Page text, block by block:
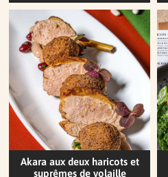
Akara aux deux haricots et
suprêmes de volaille